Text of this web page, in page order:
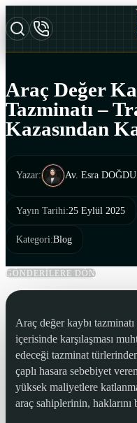
Araç Değer
Tazminatı –
Kazasından
Yazar: Av. Esra DOĞDU
Yayın Tarihi:25 Eylül 2025
Kategori:Blog
GÖNDERİLERE DÖN
Araç değer kaybı
içerisinde karşılaşması
edeceği tazminat
çaplı hasara sebebiyet
yüksek maliyetlere
araç sahiplerinin,